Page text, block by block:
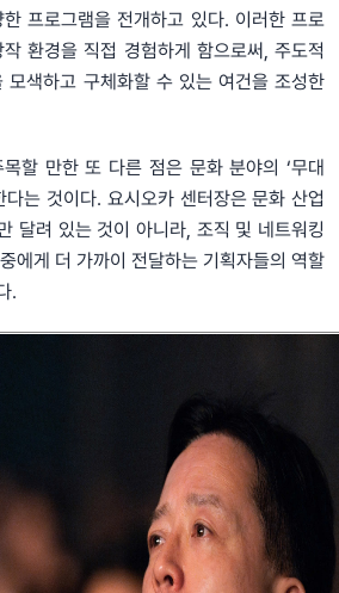
프로그램을 전개하고 있다. 이러한 프로
환경을 직접 경험하게 함으로써, 주도적
모색하고 구체화할 수 있는 여건을 조성한
할 만한 또 다른 점은 문화 분야의 ‘무대
다는 것이다. 요시오카 센터장은 문화 산업
달려 있는 것이 아니라, 조직 및 네트워킹
에게 더 가까이 전달하는 기획자들의 역할
.